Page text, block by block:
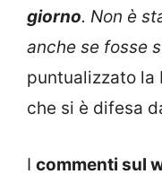
giorno. Non è
anche se fosse
puntualizzato la
che si è difesa
I commenti sul